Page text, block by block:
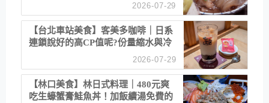
2026-07-29
【台北車站美食】客美多咖啡｜日系
連鎖說好的高CP值呢?份量縮水與冷
2026-07-29
【林口美食】林日式料理｜480元爽
吃生蠔蟹膏鮭魚丼！加飯續湯免費的